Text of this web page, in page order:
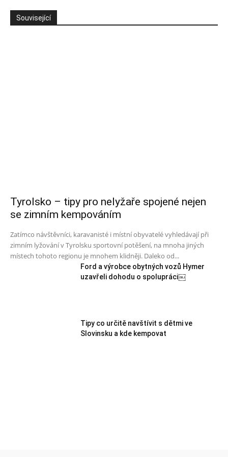
Související
Tyrolsko – tipy pro nelyžaře spojené nejen
se zimním kempováním
Zatímco návštěvníci, karavanisté i místní obyvatelé vyhledávají při
zimním lyžování v Tyrolsku sportovní potěšení, na mnoha jiných
místech tohoto regionu je mnohem klidněji. Daleko od...
Ford a výrobce obytných vozů Hymer
uzavřeli dohodu o spolupráci￼
Tipy co určitě navštívit s dětmi ve
Slovinsku a kde kempovat